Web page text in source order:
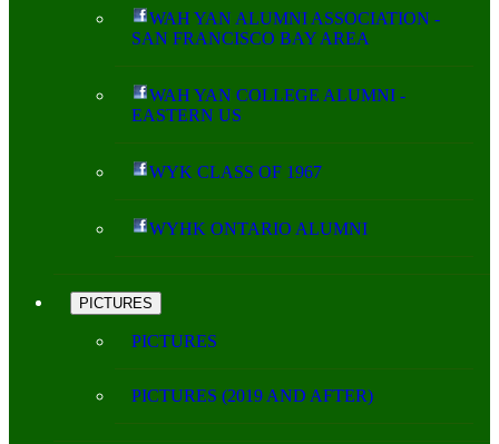
WAH YAN ALUMNI ASSOCIATION -
SAN FRANCISCO BAY AREA
WAH YAN COLLEGE ALUMNI -
EASTERN US
WYK CLASS OF 1967
WYHK ONTARIO ALUMNI
PICTURES
PICTURES
PICTURES (2019 AND AFTER)